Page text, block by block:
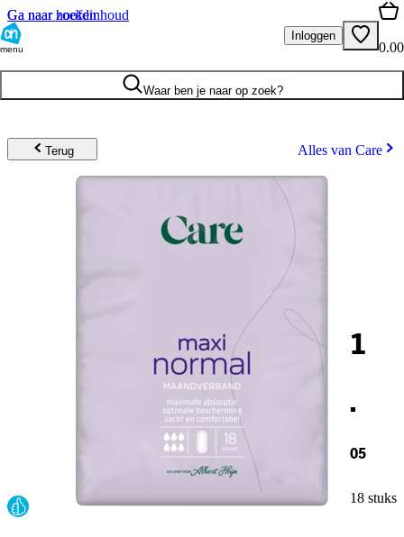
Ga naar hoofdinhoud
Ga naar zoeken
menu
Inloggen
0.00
Waar ben je naar op zoek?
Terug Alles van Care
1
.
05
18 stuks